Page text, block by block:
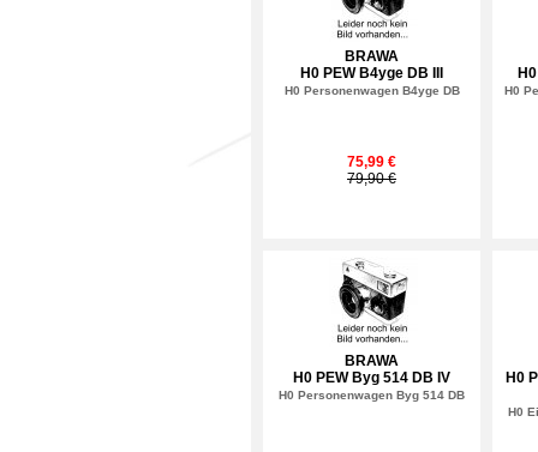
BRAWA
H0 PEW B4yge DB III
H0 Personenwagen B4yge DB
75,99 €
79,90 €
H0
BRAWA
H0 PEW Byg 514 DB IV
H0 Personenwagen Byg 514 DB
H0
H0